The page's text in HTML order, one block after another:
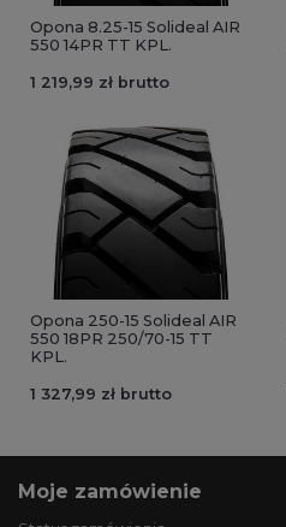
Opona 8.25-15 Solideal AIR
550 14PR TT KPL.
1 219,99 zł brutto
Opona 250-15 Solideal AIR
550 18PR 250/70-15 TT
KPL.
1 327,99 zł brutto
Moje zamówienie